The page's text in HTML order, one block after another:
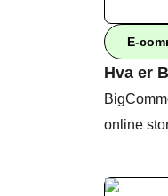
E-
Hva er
online